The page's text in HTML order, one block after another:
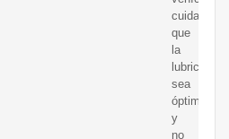
cuidando
que
la
lubricación
sea
óptima
y
no